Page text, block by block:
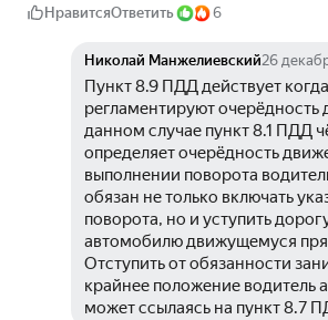
НравитсяОтветить 6
Николай Манжелиевский26
Пункт 8.9 ПДД действует
регламентируют очерёдность
данном случае пункт 8.1 ПДД
определяет очерёдность
выполнении поворота
обязан не только включать
поворота, но и уступить
автомобилю движущемуся
Отступить от обязанности
крайнее положение водитель
может ссылаясь на пункт 8.7